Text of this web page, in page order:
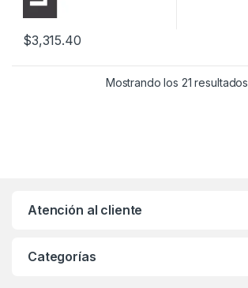
$3,315.40
Mostrando los 21 resultados
Atención al cliente
Categorías